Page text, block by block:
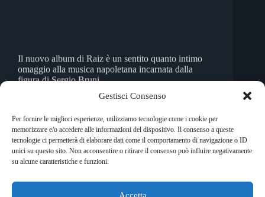
Gestisci Consenso
Per fornire le migliori esperienze, utilizziamo tecnologie come i cookie per
memorizzare e/o accedere alle informazioni del dispositivo. Il consenso a queste
tecnologie ci permetterà di elaborare dati come il comportamento di navigazione o ID
unici su questo sito. Non acconsentire o ritirare il consenso può influire negativamente
su alcune caratteristiche e funzioni.
Accetta
Il nuovo album di Raiz è un sentito quanto intimo
omaggio alla musica napoletana incarnata dalla
figura di Sergio Bruni.
PREC